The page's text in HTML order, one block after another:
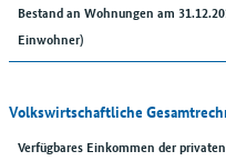
Bestand an Wohnungen am
Einwohner)
Volkswirtschaftliche
Verfügbares Einkommen der